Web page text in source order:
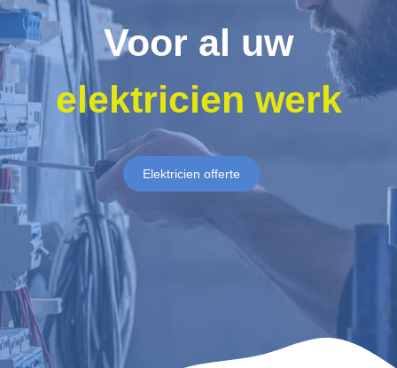
Voor al uw
elektricien werk
Elektricien offerte